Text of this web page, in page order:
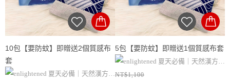
10包【要防蚊】即贈送2個質感布
套
夏天必備｜天然漢方防
5包【要防蚊】即贈送1個質感布套
夏天必備｜天然漢方防
蚊香包
NT$1,100